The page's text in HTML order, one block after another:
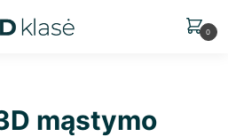
0
mąstymo